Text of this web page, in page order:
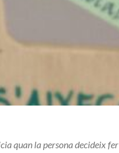
quan la persona decideix